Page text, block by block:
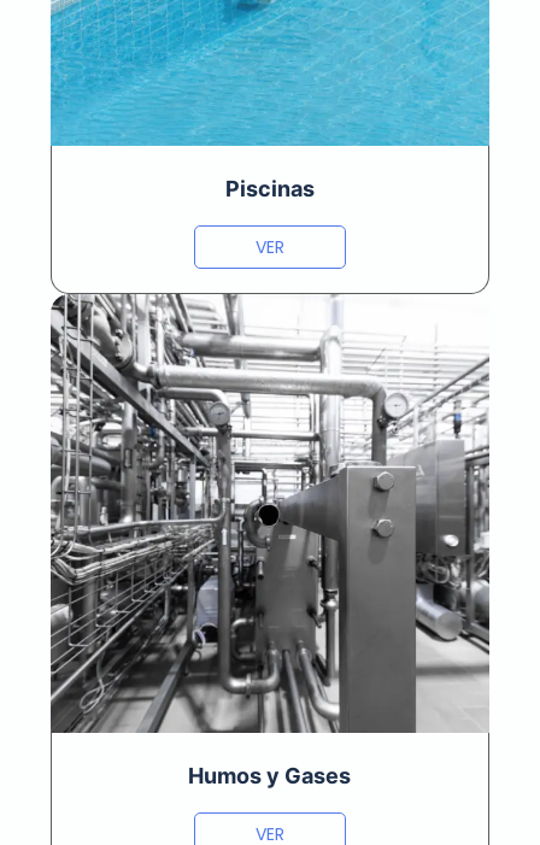
Piscinas
VER
Humos y Gases
VER